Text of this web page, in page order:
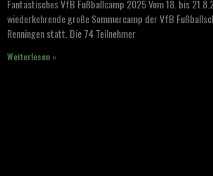
Fantastisches VfB Fußballcamp 2025 Vom 18. bis
wiederkehrende große Sommercamp der VfB
Renningen statt. Die 74 Teilnehmer
Weiterlesen »